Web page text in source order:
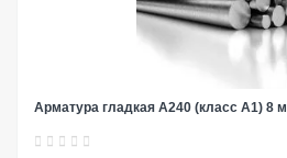
Арматура гладкая А240 (класс А1) 8